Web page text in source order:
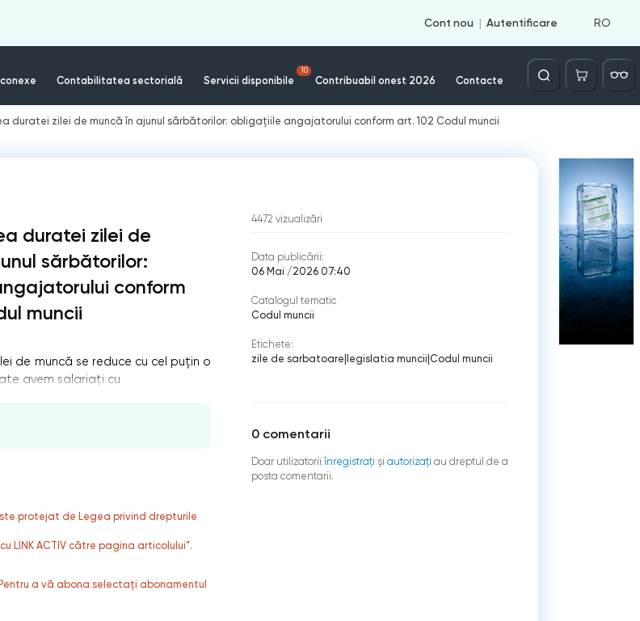
Cont nou Autentificare RO
Contabilitatea sectorială Servicii disponibile
10
Contribuabil onest 2026 Contacte
Căutare
duratei zilei de muncă în ajunul sărbătorilor: obligațiile angajatorului conform art. 102 Codul muncii
duratei zilei de
sărbătorilor:
conform
muncii
de muncă se reduce cu cel puțin o
avem salariați cu
este protejat de Legea privind drepturile
LINK ACTIV către pagina articolului”.
a vă abona selectați abonamentul
4472 vizualizări
Data publicării:
06 Mai /2026 07:40
Catalogul tematic
Codul muncii
Etichete:
zile de sarbatoare legislatia muncii Codul muncii
0 comentarii
Doar utilizatorii înregistraţi şi autorizați au dreptul de a
posta comentarii.